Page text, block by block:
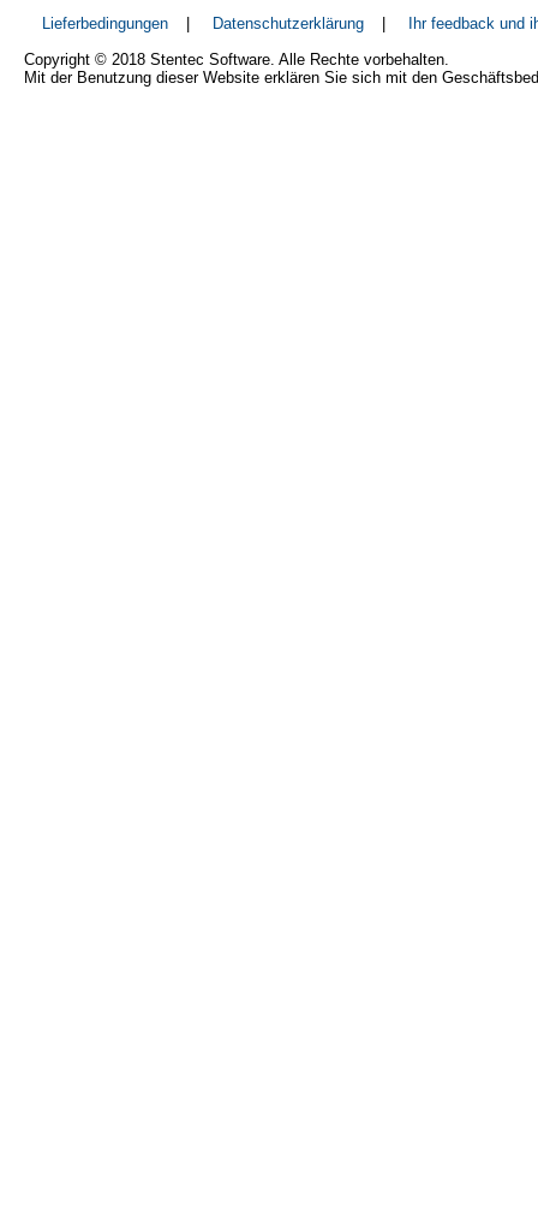
Lieferbedingungen | Datenschutzerklärung |
Ihr feedback und
Copyright © 2018 Stentec Software. Alle Rechte vorbehalten.
Mit der Benutzung dieser Website erklären Sie sich mit den